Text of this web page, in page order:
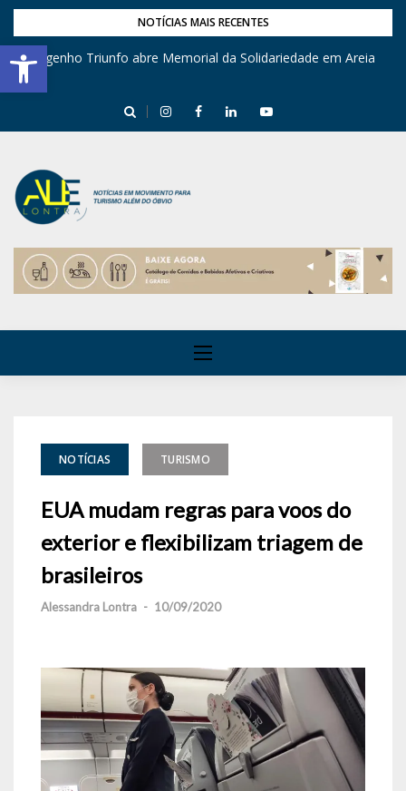
Barra de Ferramentas Aberta
NOTÍCIAS MAIS RECENTES
Engenho Triunfo abre Memorial da Solidariedade em Areia
NOTÍCIAS TURISMO
EUA mudam regras para voos do
exterior e flexibilizam triagem de
brasileiros
Alessandra Lontra - 10/09/2020